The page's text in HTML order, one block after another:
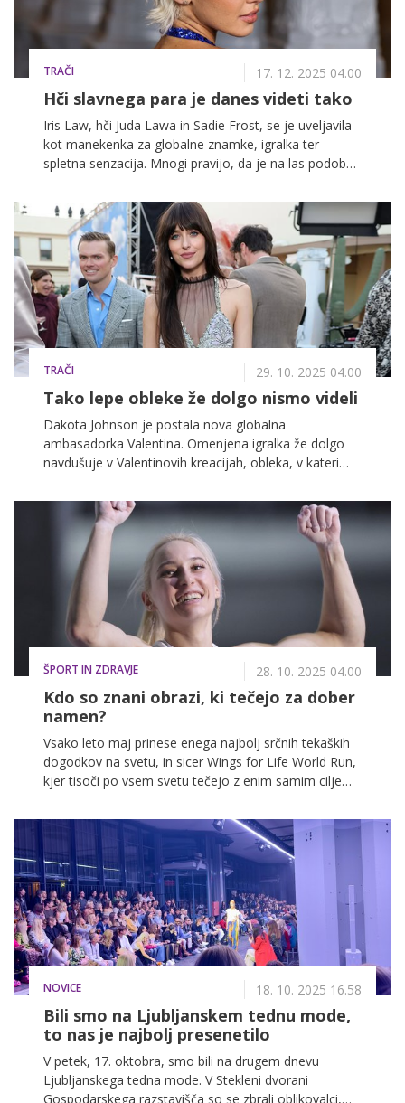
TRAČI 17. 12. 2025 04.00
Hči slavnega para je danes videti tako
Iris Law, hči Juda Lawa in Sadie Frost, se je uveljavila
kot manekenka za globalne znamke, igralka ter
spletna senzacija. Mnogi pravijo, da je na las podobna
TRAČI 29. 10. 2025 04.00
Tako lepe obleke že dolgo nismo videli
Dakota Johnson je postala nova globalna
ambasadorka Valentina. Omenjena igralka že dolgo
navdušuje v Valentinovih kreacijah, obleka, v kateri
...
ŠPORT IN ZDRAVJE 28. 10. 2025 04.00
Kdo so znani obrazi, ki tečejo za dober
namen?
Vsako leto maj prinese enega najbolj srčnih tekaških
dogodkov na svetu, in sicer Wings for Life World Run,
kjer tisoči po vsem svetu tečejo z enim samim ciljem:
močna gesta podpore raziskavam poškodb
hrbtenjače in solidarnosti do vseh, ki so zaradi nesreč
izgubili možnost gibanja.
NOVICE 18. 10. 2025 16.58
Bili smo na Ljubljanskem tednu mode,
to nas je najbolj presenetilo
V petek, 17. oktobra, smo bili na drugem dnevu
Ljubljanskega tedna mode. V Stekleni dvorani
Gospodarskega razstavišča so se zbrali oblikovalci,